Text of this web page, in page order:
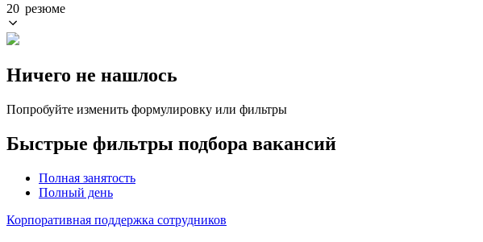
20 резюме
Ничего не нашлось
Попробуйте изменить формулировку или фильтры
Быстрые фильтры подбора вакансий
Полная занятость
Полный день
Корпоративная поддержка сотрудников